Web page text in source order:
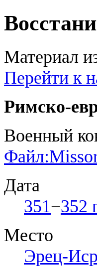
Материал
Перейти к
Римско-
Военный
Дата
351−352
Место
Эрец-